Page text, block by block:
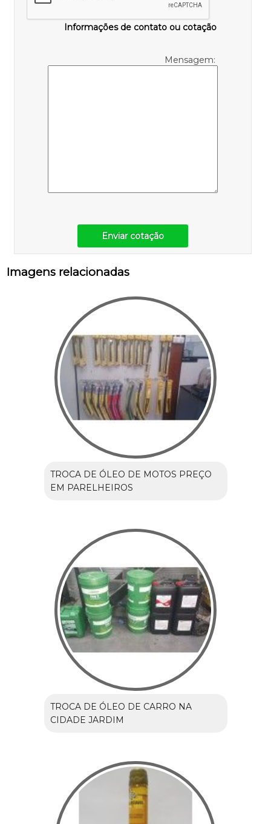
Informações de contato ou cotação
Mensagem:
Enviar cotação
Imagens relacionadas
TROCA DE ÓLEO DE MOTOS PREÇO
EM PARELHEIROS
TROCA DE ÓLEO DE CARRO NA
CIDADE JARDIM